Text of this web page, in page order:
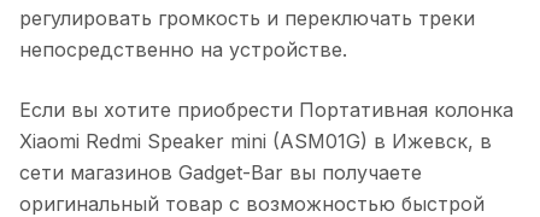
регулировать громкость и переключать треки
непосредственно на устройстве.
Если вы хотите приобрести Портативная колонка
Xiaomi Redmi Speaker mini (ASM01G) в Ижевск, в
сети магазинов Gadget-Bar вы получаете
оригинальный товар с возможностью быстрой